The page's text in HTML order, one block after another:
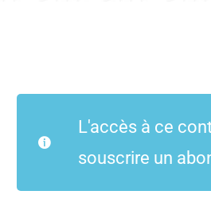
L'accès à ce
souscrire un